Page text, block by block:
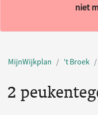
niet
MijnWijkplan 't Broek
2